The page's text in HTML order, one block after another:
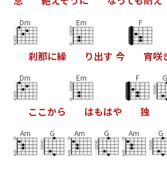
Dm
刹那に繰
Em
り出す 今
F
宵咲
Dm
こ こから
Em
はもはや
F
独
G
Am G Am G Am G